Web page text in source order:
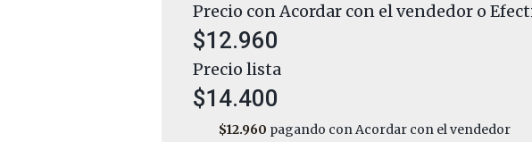
Precio con Acordar con el vendedor o
$12.960
Precio lista
$14.400
$12.960 pagando con Acordar con el vendedor